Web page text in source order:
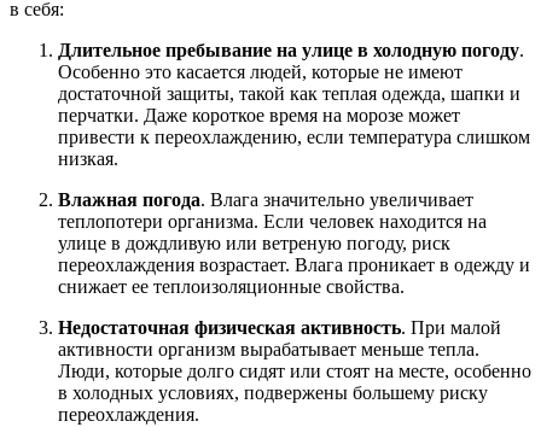
в себя:
Длительное пребывание на улице в холодную погоду.
Особенно это касается людей, которые не имеют
достаточной защиты, такой как теплая одежда, шапки и
перчатки. Даже короткое время на морозе может
привести к переохлаждению, если температура слишком
низкая.
Влажная погода. Влага значительно увеличивает
теплопотери организма. Если человек находится на
улице в дождливую или ветреную погоду, риск
переохлаждения возрастает. Влага проникает в одежду и
снижает ее теплоизоляционные свойства.
Недостаточная физическая активность. При малой
активности организм вырабатывает меньше тепла.
Люди, которые долго сидят или стоят на месте, особенно
в холодных условиях, подвержены большему риску
переохлаждения.